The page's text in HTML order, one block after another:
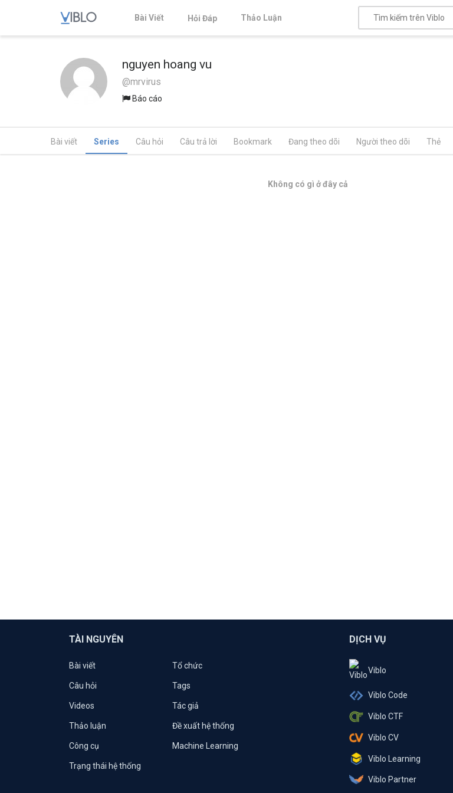
Bài Viết Hỏi Đáp Thảo Luận
nguyen hoang vu
@mrvirus
Báo cáo
Bài viết Series Câu hỏi Câu trả lời Bookmark Đang theo dõi Người theo dõi Thẻ
Không có gì ở đây cả
TÀI NGUYÊN
Bài viết Tổ chức
Câu hỏi Tags
Videos Tác giả
Thảo luận Đề xuất hệ thống
Công cụ Machine Learning
Trạng thái hệ thống
DỊCH VỤ
Viblo
Viblo Code
Viblo CTF
Viblo CV
Viblo Learning
Viblo Partner